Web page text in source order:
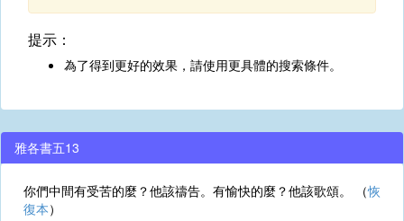
提示：
為了得到更好的效果，請使用更具體的搜索條件。
雅各書五13
你們中間有受苦的麼？他該禱告。有愉快的麼？他該歌頌。 （恢
復本）